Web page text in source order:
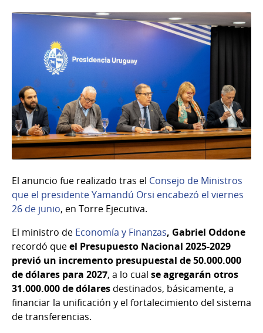
El anuncio fue realizado tras el Consejo de Ministros
que el presidente Yamandú Orsi encabezó el viernes
26 de junio, en Torre Ejecutiva.
El ministro de Economía y Finanzas, Gabriel Oddone
recordó queel Presupuesto Nacional 2025-2029
previó un incremento presupuestal de 50.000.000
de dólares para 2027, a lo cual se agregarán otros
31.000.000 de dólares destinados, básicamente, a
financiar la unificación y el fortalecimiento del sistema
de transferencias.